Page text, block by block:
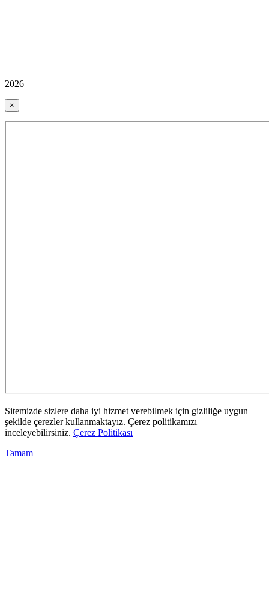
2026
×
Sitemizde sizlere daha iyi hizmet verebilmek için gizliliğe uygun
şekilde çerezler kullanmaktayız. Çerez politikamızı
inceleyebilirsiniz. Çerez Politikası
Tamam